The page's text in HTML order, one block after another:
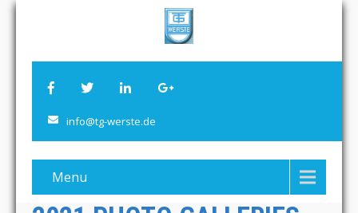
info@tg-werste.de
Menu